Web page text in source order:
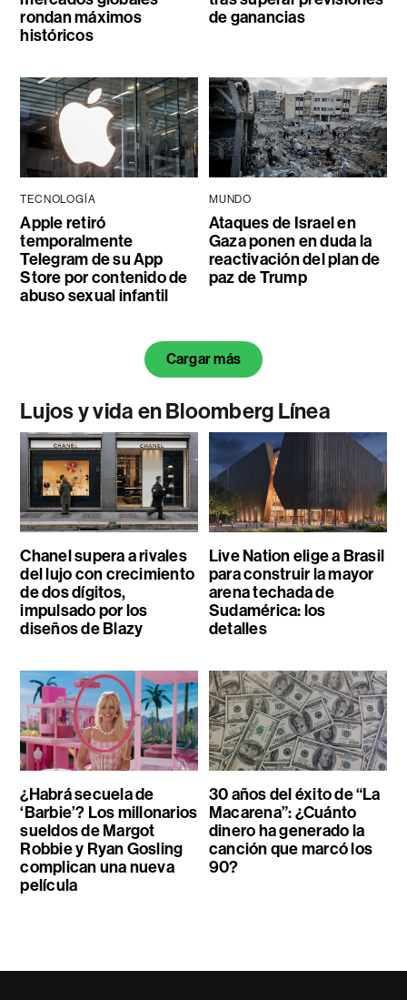
rondan máximos
históricos
de ganancias
TECNOLOGÍA
Apple retiró
temporalmente
Telegram de su App
Store por contenido de
abuso sexual infantil
MUNDO
Ataques de Israel en
Gaza ponen en duda la
reactivación del plan de
paz de Trump
Cargar más
Lujos y vida en Bloomberg Línea
Chanel supera a rivales
del lujo con crecimiento
de dos dígitos,
impulsado por los
diseños de Blazy
Live Nation elige a Brasil
para construir la mayor
arena techada de
Sudamérica: los
detalles
¿Habrá secuela de
‘Barbie’? Los millonarios
sueldos de Margot
Robbie y Ryan Gosling
complican una nueva
película
30 años del éxito de “La
Macarena”: ¿Cuánto
dinero ha generado la
canción que marcó los
90?